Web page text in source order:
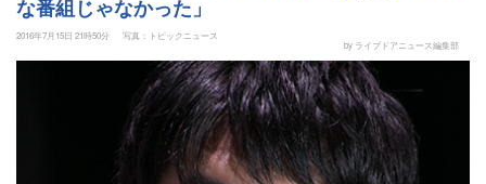
な番組じゃなかった」
2016年7月15日 21時50分
写真：トピックニュース
by ライブドアニュース編集部